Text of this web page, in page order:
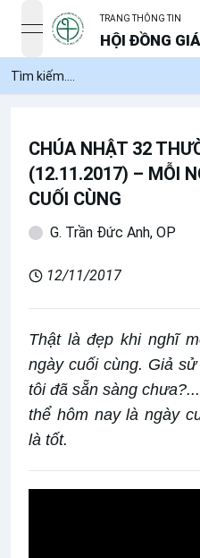
open navigation menu
TRANG THÔNG TIN
HỘI ĐỒNG
CHÚA NHẬT 32
(12.11.2017) – MỖI
CUỐI CÙNG
G. Trần Đức Anh, OP
12/11/2017
Thật là đẹp khi nghĩ
ngày cuối cùng. Giả
tôi đã sẵn sàng
thể hôm nay là ngày
là tốt.